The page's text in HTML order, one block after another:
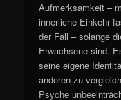
Aufmerksamkeit –
innerliche Einkehr
der Fall – solange
Erwachsene sind.
seine eigene
anderen zu
Psyche